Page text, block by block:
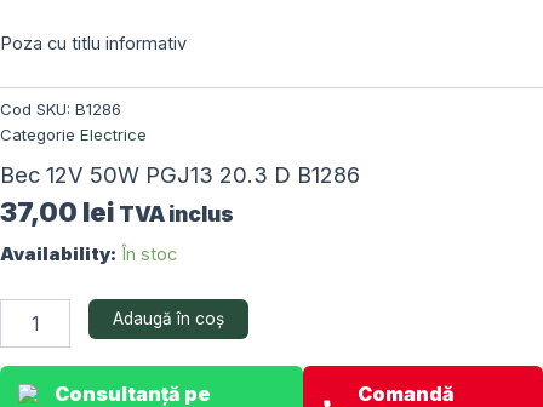
Poza cu titlu informativ
Cod SKU: B1286
Categorie Electrice
Bec 12V 50W PGJ13 20.3 D B1286
37,00 lei TVA inclus
Availability: În stoc
Cantitate
12V
50W
PGJ13
20.3
Adaugă în coș
Consultanță pe
Comandă